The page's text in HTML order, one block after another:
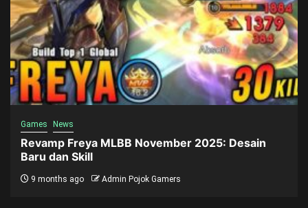
Games News
Revamp Freya MLBB November 2025: Desain
Baru dan Skill
9 months ago Admin Pojok Gamers